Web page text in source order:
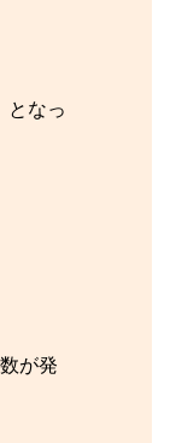
となっ
が発